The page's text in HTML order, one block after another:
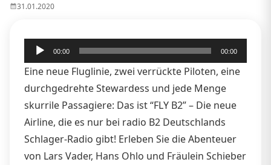
31.01.2020
Audio-
Player
00:00 00:00
Eine neue Fluglinie, zwei verrückte Piloten, eine
durchgedrehte Stewardess und jede Menge
skurrile Passagiere: Das ist “FLY B2” – Die neue
Airline, die es nur bei radio B2 Deutschlands
Schlager-Radio gibt! Erleben Sie die Abenteuer
von Lars Vader, Hans Ohlo und Fräulein Schieber